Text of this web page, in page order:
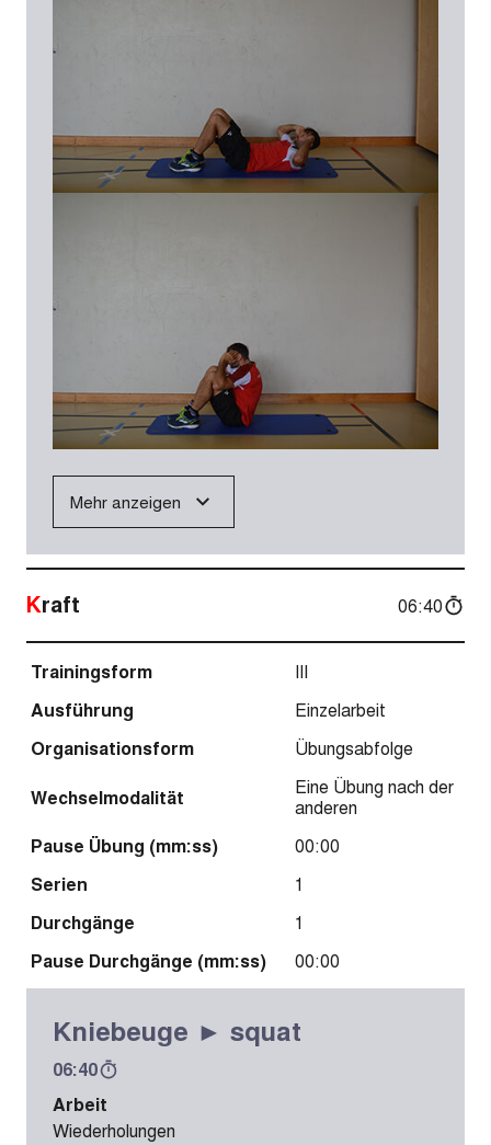
Mehr anzeigen
Kraft 06:40
Trainingsform
III
Ausführung
Einzelarbeit
Organisationsform
Übungsabfolge
Wechselmodalität
Eine Übung nach der
anderen
Pause Übung (mm:ss)
00:00
Serien
1
Durchgänge
1
Pause Durchgänge (mm:ss)
00:00
Kniebeuge ► squat
06:40
Arbeit
Wiederholungen